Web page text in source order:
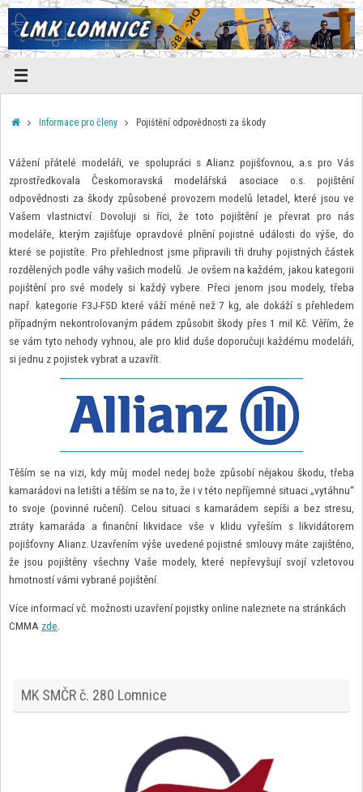
Skip
to
content
HomeInformace pro členy Pojištění odpovědnosti za škody
Vážení přátelé modeláři, ve spolupráci s Alianz pojišťovnou, a.s pro Vás
zprostředkovala Českomoravská modelářská asociace o.s. pojištění
odpovědnosti za škody způsobené provozem modelů letadel, které jsou ve
Vašem vlastnictví. Dovoluji si říci, že toto pojištění je převrat pro nás
modeláře, kterým zajišťuje opravdové plnění pojistné události do výše, do
které se pojistíte. Pro přehlednost jsme připravili tři druhy pojistných částek
rozdělených podle váhy vašich modelů. Je ovšem na každém, jakou kategorii
pojištění pro své modely si každý vybere. Přeci jenom jsou modely, třeba
např. kategorie F3J-F5D které váží méně než 7 kg, ale dokáží s přehledem
případným nekontrolovaným pádem způsobit škody přes 1 mil Kč. Věřím, že
se vám tyto nehody vyhnou, ale pro klid duše doporučuji každému modeláři,
si jednu z pojistek vybrat a uzavřít.
Těším se na vizi, kdy můj model nedej bože způsobí nějakou škodu, třeba
kamarádovi na letišti a těším se na to, že i v této nepříjemné situaci „vytáhnu“
to svoje (povinné ručení). Celou situaci s kamarádem sepíši a bez stresu,
ztráty kamaráda a finanční likvidace vše v klidu vyřeším s likvidátorem
pojišťovny Alianz. Uzavřením výše uvedené pojistné smlouvy máte zajištěno,
že jsou pojištěny všechny Vaše modely, které nepřevyšují svojí vzletovou
hmotností vámi vybrané pojištění.
Více informací vč. možnosti uzavření pojistky online naleznete na stránkách
CMMA zde.
MK SMČR č. 280 Lomnice